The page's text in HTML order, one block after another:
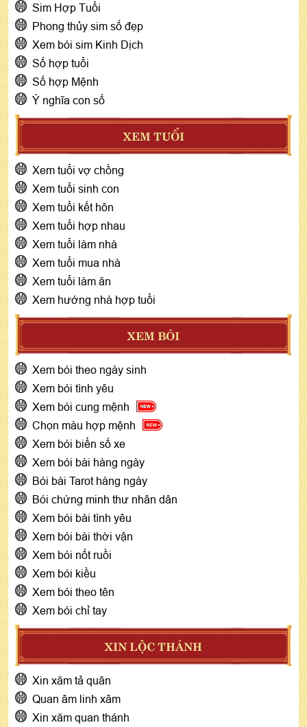
Sim Hợp Tuổi
Phong thủy sim số đẹp
Xem bói sim Kinh Dịch
Số hợp tuổi
Số hợp Mệnh
Ý nghĩa con số
XEM TUỔI
Xem tuổi vợ chồng
Xem tuổi sinh con
Xem tuổi kết hôn
Xem tuổi hợp nhau
Xem tuổi làm nhà
Xem tuổi mua nhà
Xem tuổi làm ăn
Xem hướng nhà hợp tuổi
XEM BÓI
Xem bói theo ngày sinh
Xem bói tình yêu
Xem bói cung mệnh
Chọn màu hợp mệnh
Xem bói biển số xe
Xem bói bài hàng ngày
Bói bài Tarot hàng ngày
Bói chứng minh thư nhân dân
Xem bói bài tình yêu
Xem bói bài thời vận
Xem bói nốt ruồi
Xem bói kiều
Xem bói theo tên
Xem bói chỉ tay
XIN LỘC THÁNH
Xin xăm tả quân
Quan âm linh xâm
Xin xăm quan thánh